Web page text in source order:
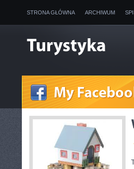
STRONA GŁÓWNA ARCHIWUM